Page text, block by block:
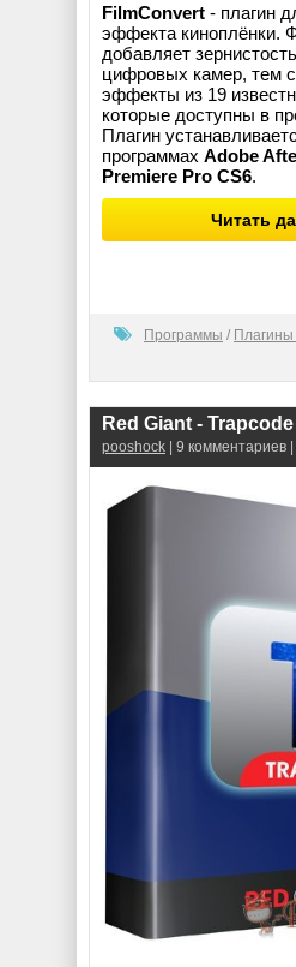
FilmConvert - плагин
эффекта киноплёнки.
добавляет
цифровых камер, тем
эффекты из 19
которые доступны в
Плагин
программах Adobe
Premiere Pro CS6.
Читать
Программы /
pooshock | 9 комментариев